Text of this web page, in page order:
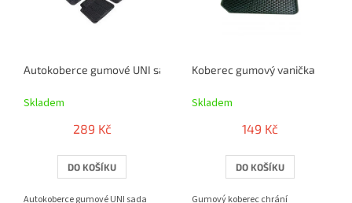
Autokoberce gumové UNI sada 4ks EVO
Skladem
289 Kč
DO KOŠÍKU
Autokoberce gumové UNI sada
Koberec gumový vanička
Skladem
149 Kč
DO KOŠÍKU
Gumový koberec chrání